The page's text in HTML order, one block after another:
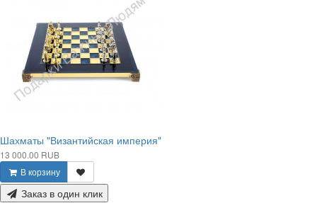
Шахматы "Византийская империя"
13 000.00 RUB
В корзину
Заказ в один клик